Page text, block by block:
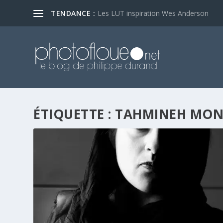
TENDANCE : Les LUT inspiration Wes Anderson
ÉTIQUETTE : TAHMINEH